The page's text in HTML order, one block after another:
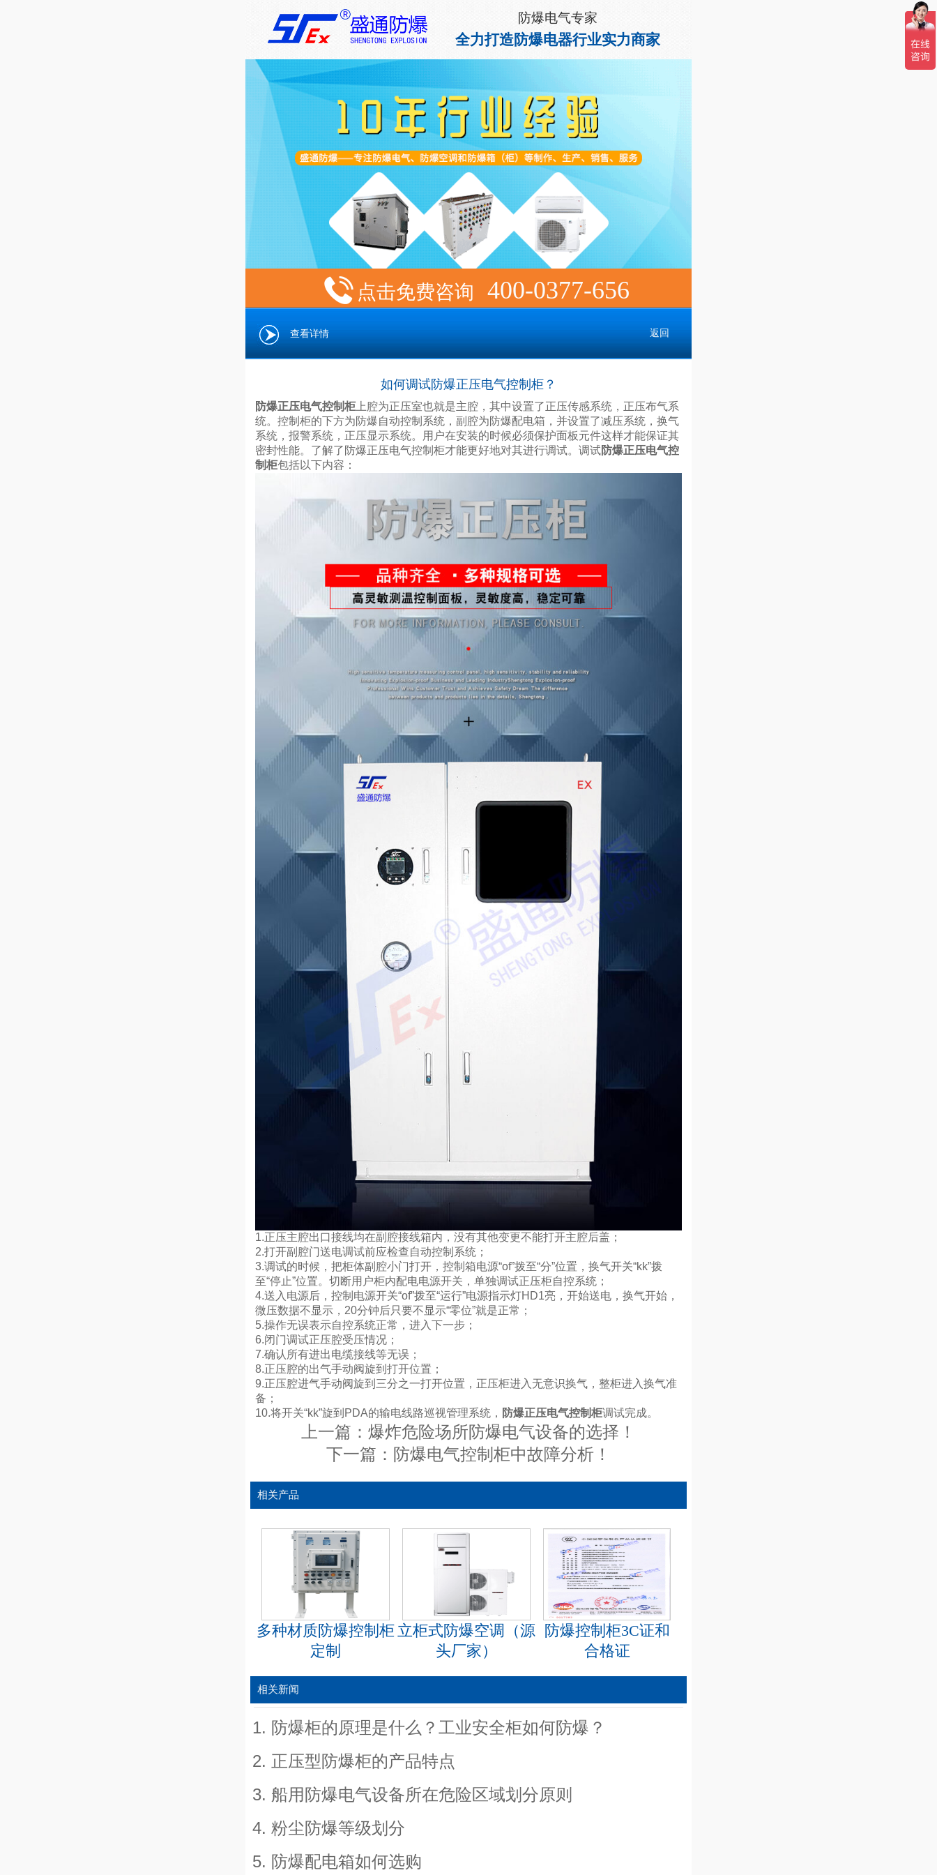
防爆电气专家
全力打造防爆电器行业实力商家
点击免费咨询 400-0377-656
返回
查看详情
如何调试防爆正压电气控制柜？
防爆正压电气控制柜上腔为正压室也就是主腔，其中设置了正压传感系统，正压布气系
统。控制柜的下方为防爆自动控制系统，副腔为防爆配电箱，并设置了减压系统 ，换气
系统，报警系统，正压显示系统。用户在安装的时候必须保护面板元件这样才能保证其
密封性能。了解了防爆正压电气控制柜才能更好地对其进行调试。调试防爆正压电气控
制柜包括以下内容：
1.正压主腔出口接线均在副腔接线箱内，没有其他变更不能打开主腔后盖；
2.打开副腔门送电调试前应检查自动控制系统；
3.调试的时候，把柜体副腔小门打开，控制箱电源“of”拨至“分”位置，换气开关“kk”拨
至“停止”位置。切断用户柜内配电电源开关，单独调试正压柜自控系统；
4.送入电源后，控制电源开关“of”拨至“运行”电源指示灯HD1亮，开始送电，换气开始，
微压数据不显示，20分钟后只要不显示“零位”就是正常；
5.操作无误表示自控系统正常，进入下一步；
6.闭门调试正压腔受压情况；
7.确认所有进出电缆接线等无误；
8.正压腔的出气手动阀旋到打开位置；
9.正压腔进气手动阀旋到三分之一打开位置，正压柜进入无意识换气，整柜进入换气准
备；
10.将开关“kk”旋到PDA的输电线路巡视管理系统， 防爆正压电气控制柜调试完成。
上一篇： 爆炸危险场所防爆电气设备的选择！
下一篇： 防爆电气控制柜中故障分析！
相关产品
多种材质防爆控制柜
定制
立柜式防爆空调（源
头厂家）
防爆控制柜3C证和
合格证
相关新闻
防爆柜的原理是什么？工业安全柜如何防爆？
正压型防爆柜的产品特点
船用防爆电气设备所在危险区域划分原则
粉尘防爆等级划分
防爆配电箱如何选购